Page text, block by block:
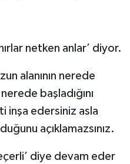
netken anlar’ diyor.
alanının nerede
başladığını
inşa edersiniz asla
açıklamazsınız.
diye devam eder